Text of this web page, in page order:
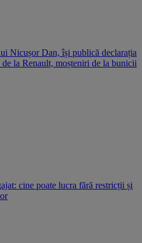
Nicușor Dan, își publică declarația
la Renault, moșteniri de la bunicii
cine poate lucra fără restricții și